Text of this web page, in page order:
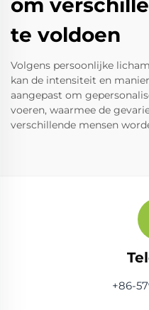
om
te voldoen
Volgens persoonlijke
kan de intensiteit en
aangepast om
voeren, waarmee de
verschillende mensen
+86-